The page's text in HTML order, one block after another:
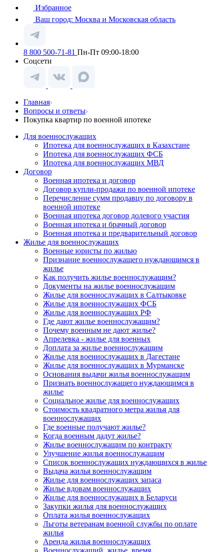
Избранное
Ваш город: Москва и Московская область
8 800 500-71-81 Пн-Пт 09:00-18:00
Соцсети
Главная
Вопросы и ответы
Покупка квартир по военной ипотеке
Для военнослужащих
Ипотека для военнослужащих в Казахстане
Ипотека для военнослужащих ФСБ
Ипотека для военнослужащих МВД
Договор
Военная ипотека и договор
Договор купли-продажи по военной ипотеке
Перечисление сумм продавцу по договору в
военной ипотеке
Военная ипотека договор долевого участия
Военная ипотека и брачный договор
Военная ипотека и предварительный договор
Жилье для военнослужащих
Военные юристы по жилью
Признание военнослужащего нуждающимся в
жилье
Как получить жилье военнослужащим?
Документы на жилье военнослужащим
Жилье для военнослужащих в Салтыковке
Жилье для военнослужащих ФСБ
Жилье для военнослужащих РФ
Где дают жилье военнослужащим?
Почему военным не дают жилье?
Апрелевка - жилье для военных
Доплата за жилье военнослужащим
Жилье для военнослужащих в Дагестане
Жилье для военнослужащих в Мурманске
Основания выдачи жилья военнослужащим
Признать военнослужащего нуждающимся в
жилье
Социальное жилье для военнослужащих
Стоимость квадратного метра жилья для
военнослужащих
Где военные получают жилье?
Когда военным дадут жилье?
Жилье военнослужащим по контракту
Улучшение жилья военнослужащим
Список военнослужащих нуждающихся в жилье
Выдача жилья военнослужащим
Жилье для военнослужащих запаса
Жилье вдовам военнослужащих
Жилье для военнослужащих в Беларуси
Закупки жилья для военнослужащих
Оплата жилья военнослужащих
Льготы ветеранам военной службы по оплате
жилья
Аренда жилья военнослужащих
Военнослужащий, жилье, время